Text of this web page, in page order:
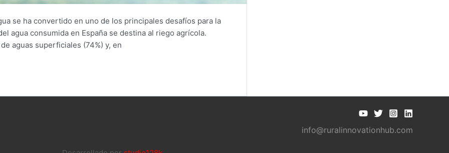
se ha convertido en uno de los principales desafíos para la
agua consumida en España se destina al riego agrícola.
aguas superficiales (74%) y, en
info@ruralinnovationhub.com